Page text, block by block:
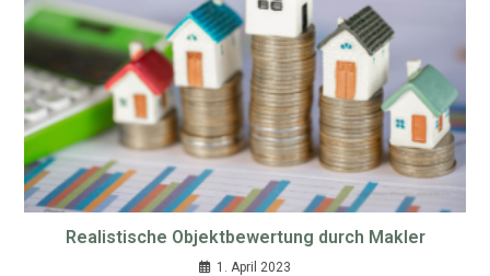
Realistische Objektbewertung durch Makler
1. April 2023